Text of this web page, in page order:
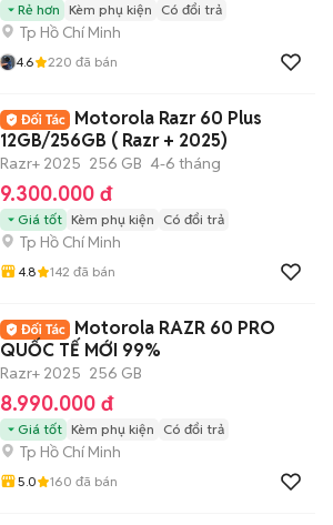
Rẻ hơn Kèm phụ kiện Có đổi trả
Tp Hồ Chí Minh
4.6 220 đã bán
Motorola Razr 60 Plus
12GB/256GB ( Razr + 2025)
Razr+ 2025 256 GB 4-6 tháng
9.300.000 đ
Giá tốt Kèm phụ kiện Có đổi trả
Tp Hồ Chí Minh
4.8 142 đã bán
Motorola RAZR 60 PRO
QUỐC TẾ MỚI 99%
Razr+ 2025 256 GB
8.990.000 đ
Giá tốt Kèm phụ kiện Có đổi trả
Tp Hồ Chí Minh
5.0 160 đã bán